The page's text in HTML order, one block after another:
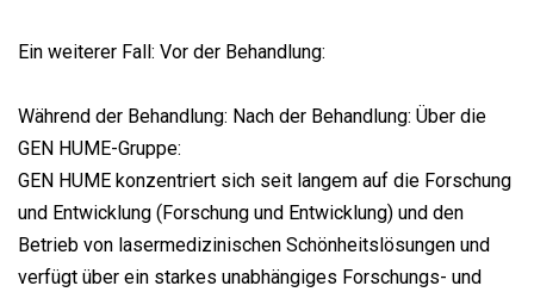
Ein weiterer Fall: Vor der Behandlung:
Während der Behandlung: Nach der Behandlung: Über die
GEN HUME-Gruppe:
GEN HUME konzentriert sich seit langem auf die Forschung
und Entwicklung (Forschung und Entwicklung) und den
Betrieb von lasermedizinischen Schönheitslösungen und
verfügt über ein starkes unabhängiges Forschungs- und